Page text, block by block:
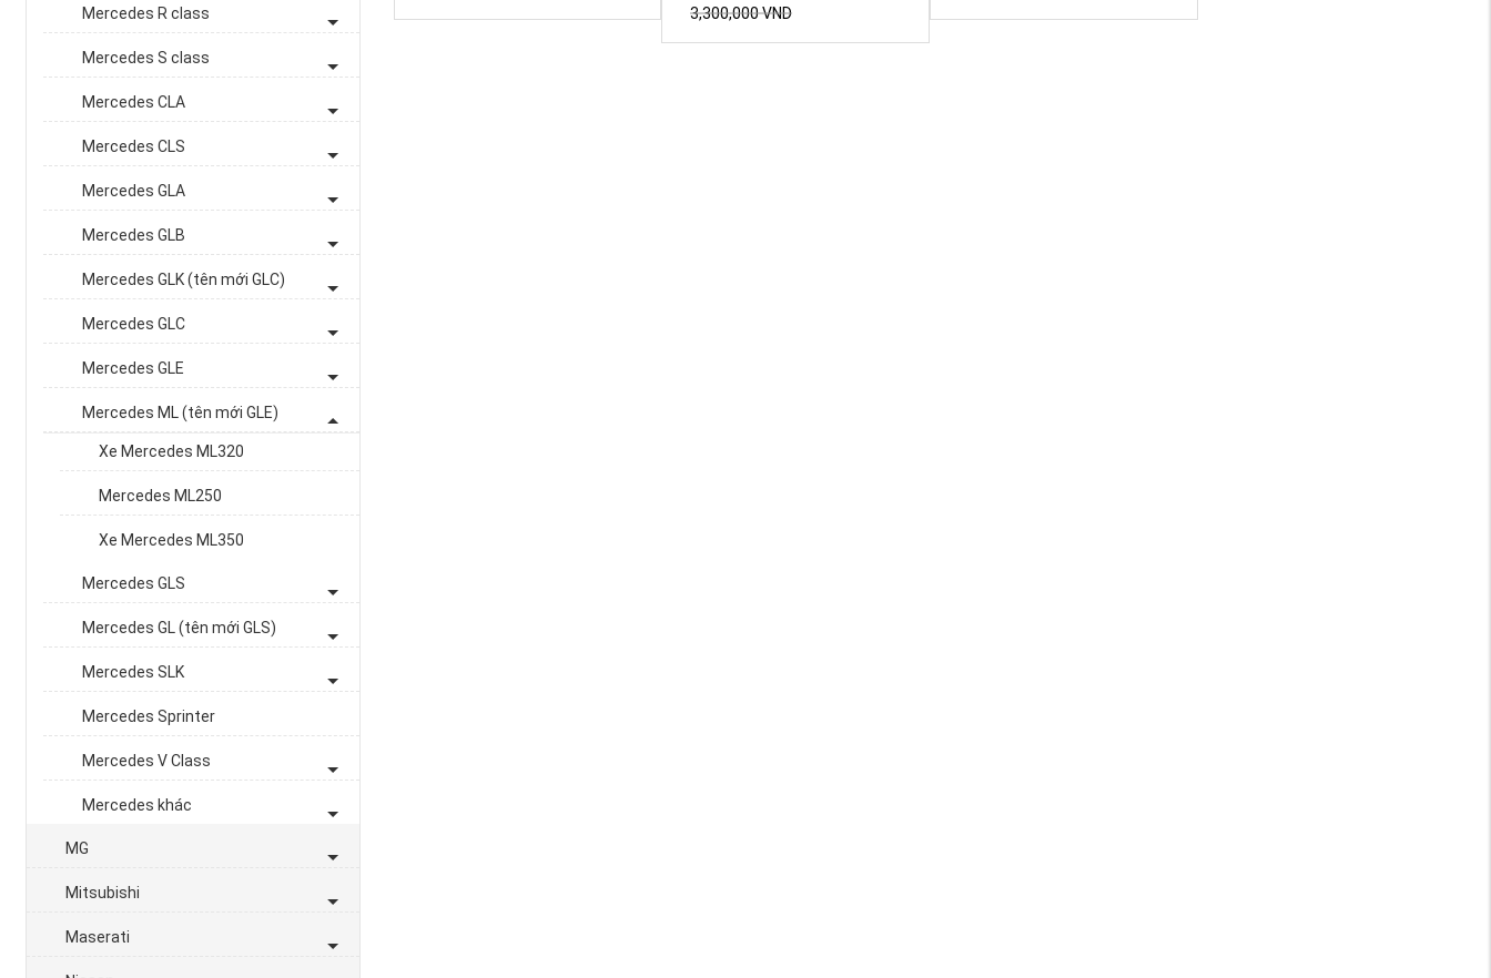
Mercedes R class
Mercedes S class
Mercedes CLA
Mercedes CLS
Mercedes GLA
Mercedes GLB
Mercedes GLK (tên mới GLC)
Mercedes GLC
Mercedes GLE
Mercedes ML (tên mới GLE)
Xe Mercedes ML320
Mercedes ML250
Xe Mercedes ML350
Mercedes GLS
Mercedes GL (tên mới GLS)
Mercedes SLK
Mercedes Sprinter
Mercedes V Class
Mercedes khác
MG
Mitsubishi
Maserati
3,300,000VND